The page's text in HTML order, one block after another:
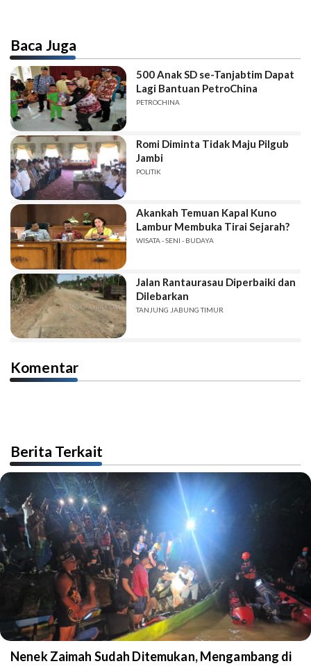
Baca Juga
500 Anak SD se-Tanjabtim Dapat
Lagi Bantuan PetroChina
PETROCHINA
Romi Diminta Tidak Maju Pilgub
Jambi
POLITIK
Akankah Temuan Kapal Kuno
Lambur Membuka Tirai Sejarah?
WISATA - SENI - BUDAYA
Jalan Rantaurasau Diperbaiki dan
Dilebarkan
TANJUNG JABUNG TIMUR
Komentar
Berita Terkait
Nenek Zaimah Sudah Ditemukan, Mengambang di